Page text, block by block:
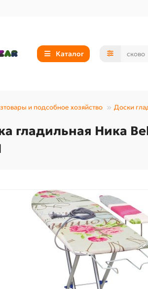
Каталог
и подсобное хозяйство Доски
гладильная Ника